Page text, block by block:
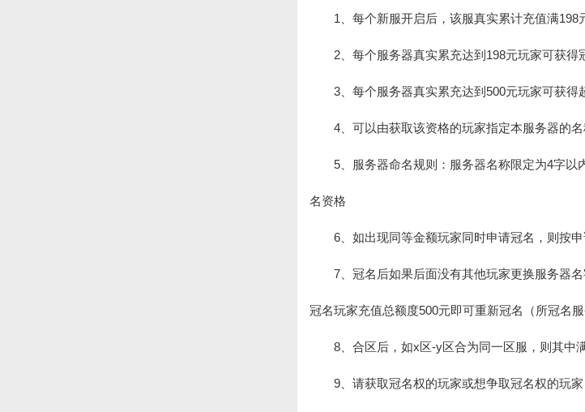
1、每个新服开启后，该服真实累计充值满
2、每个服务器真实累充达到198元玩家可获得
3、每个服务器真实累充达到500元玩家可获得
4、可以由获取该资格的玩家指定本服务器的
5、服务器命名规则：服务器名称限定为4字
名资格
6、如出现同等金额玩家同时申请冠名，则按
7、冠名后如果后面没有其他玩家更换服务器
冠名玩家充值总额度500元即可重新冠名（所冠名
8、合区后，如x区-y区合为同一区服，则其中
9、请获取冠名权的玩家或想争取冠名权的玩